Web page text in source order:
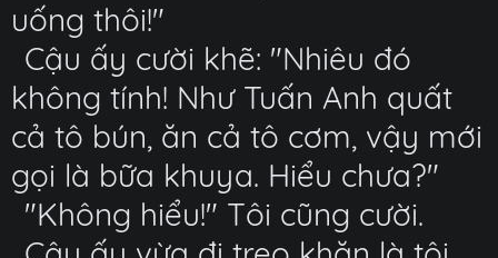
uống thôi!"
Cậu ấy cười khẽ: "Nhiêu đó
không tính! Như Tuấn Anh quất
cả tô bún, ăn cả tô cơm, vậy mới
gọi là bữa khuya. Hiểu chưa?"
"Không hiểu!" Tôi cũng cười.